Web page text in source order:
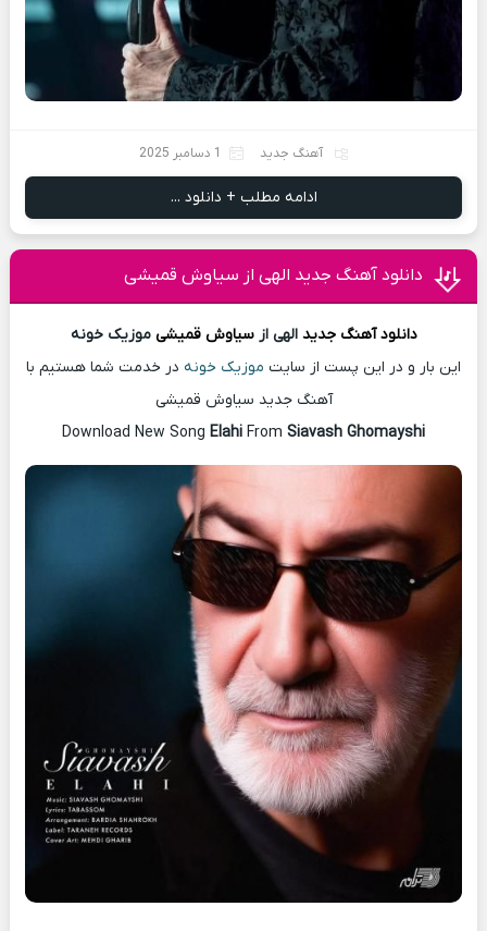
آهنگ جدید 1 دسامبر 2025
ادامه مطلب + دانلود ...
دانلود آهنگ جدید الهی از سیاوش قمیشی
دانلود آهنگ جدید الهی ازسیاوش قمیشی موزیک خونه
این بار و در این پست از سایت موزیک خونه در خدمت شما هستیم با
آهنگ جدید سیاوش قمیشی
Download New Song Elahi From Siavash Ghomayshi